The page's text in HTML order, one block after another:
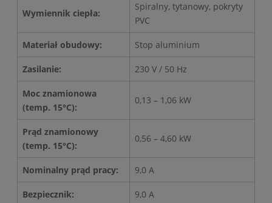
Wymiennik ciepła:
Spiralny, tytanowy, pokryty
PVC
Materiał obudowy: Stop aluminium
Zasilanie: 230 V / 50 Hz
Moc znamionowa
(temp. 15°C):
0,13 – 1,06 kW
Prąd znamionowy
(temp. 15°C):
0,56 – 4,60 kW
Nominalny prąd pracy: 9,0 A
Bezpiecznik: 9,0 A